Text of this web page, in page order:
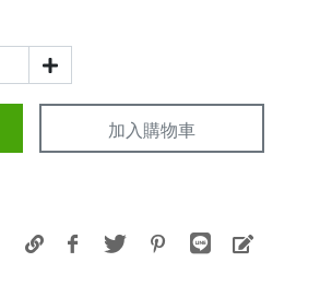
加入購物車